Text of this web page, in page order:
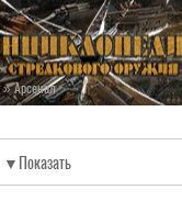
»Арсенал